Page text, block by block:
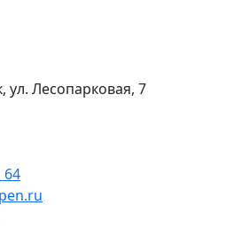
ул. Лесопарковая, 7
64